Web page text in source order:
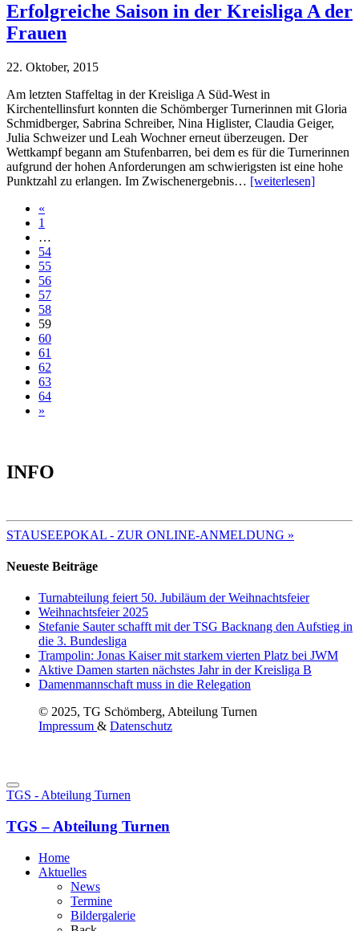
Erfolgreiche Saison in der Kreisliga A der
Frauen
22. Oktober, 2015
Am letzten Staffeltag in der Kreisliga A Süd-West in
Kirchentellinsfurt konnten die Schömberger Turnerinnen mit Gloria
Schmidberger, Sabrina Schreiber, Nina Higlister, Claudia Geiger,
Julia Schweizer und Leah Wochner erneut überzeugen. Der
Wettkampf begann am Stufenbarren, bei dem es für die Turnerinnen
aufgrund der hohen Anforderungen am schwierigsten ist eine hohe
Punktzahl zu erlangen. Im Zwischenergebnis… [weiterlesen]
«
1
…
54
55
56
57
58
59
60
61
62
63
64
»
INFO
STAUSEEPOKAL - ZUR ONLINE-ANMELDUNG »
Neueste Beiträge
Turnabteilung feiert 50. Jubiläum der Weihnachtsfeier
Weihnachtsfeier 2025
Stefanie Sauter schafft mit der TSG Backnang den Aufstieg in
die 3. Bundesliga
Trampolin: Jonas Kaiser mit starkem vierten Platz bei JWM
Aktive Damen starten nächstes Jahr in der Kreisliga B
Damenmannschaft muss in die Relegation
© 2025, TG Schömberg, Abteilung Turnen
Impressum & Datenschutz
TGS - Abteilung Turnen
TGS – Abteilung Turnen
Home
Aktuelles
News
Termine
Bildergalerie